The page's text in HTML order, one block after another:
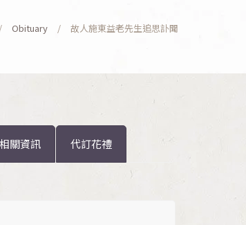
Obituary 故人施東益老先生追思訃聞
相關資訊 代訂花禮